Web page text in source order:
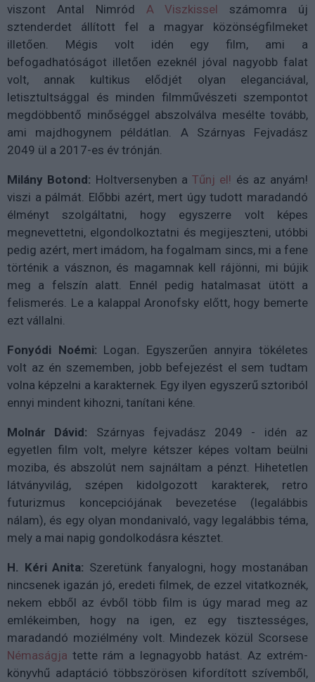
viszont Antal Nimród A Viszkissel számomra új
sztenderdet állított fel a magyar közönségfilmeket
illetően. Mégis volt idén egy film, ami a
befogadhatóságot illetően ezeknél jóval nagyobb falat
volt, annak kultikus elődjét olyan eleganciával,
letisztultsággal és minden filmművészeti szempontot
megdöbbentő minőséggel abszolválva mesélte tovább,
ami majdhogynem példátlan. A Szárnyas Fejvadász
2049 ül a 2017-es év trónján.
Milány Botond: Holtversenyben a Tűnj el! és az anyám!
viszi a pálmát. Előbbi azért, mert úgy tudott maradandó
élményt szolgáltatni, hogy egyszerre volt képes
megnevettetni, elgondolkoztatni és megijeszteni, utóbbi
pedig azért, mert imádom, ha fogalmam sincs, mi a fene
történik a vásznon, és magamnak kell rájönni, mi bújik
meg a felszín alatt. Ennél pedig hatalmasat ütött a
felismerés. Le a kalappal Aronofsky előtt, hogy bemerte
ezt vállalni.
Fonyódi Noémi: Logan. Egyszerűen annyira tökéletes
volt az én szememben, jobb befejezést el sem tudtam
volna képzelni a karakternek. Egy ilyen egyszerű sztoriból
ennyi mindent kihozni, tanítani kéne.
Molnár Dávid: Szárnyas fejvadász 2049 - idén az
egyetlen film volt, melyre kétszer képes voltam beülni
moziba, és abszolút nem sajnáltam a pénzt. Hihetetlen
látványvilág, szépen kidolgozott karakterek, retro
futurizmus koncepciójának bevezetése (legalábbis
nálam), és egy olyan mondanivaló, vagy legalábbis téma,
mely a mai napig gondolkodásra késztet.
H. Kéri Anita: Szeretünk fanyalogni, hogy mostanában
nincsenek igazán jó, eredeti filmek, de ezzel vitatkoznék,
nekem ebből az évből több film is úgy marad meg az
emlékeimben, hogy na igen, ez egy tisztességes,
maradandó moziélmény volt. Mindezek közül Scorsese
Némaságja tette rám a legnagyobb hatást. Az extrém-
könyvhű adaptáció többszörösen kifordított szívemből,